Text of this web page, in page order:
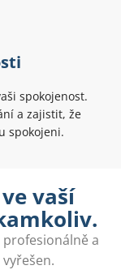
spokojenost.
a zajistit, že
spokojeni.
vaší
a